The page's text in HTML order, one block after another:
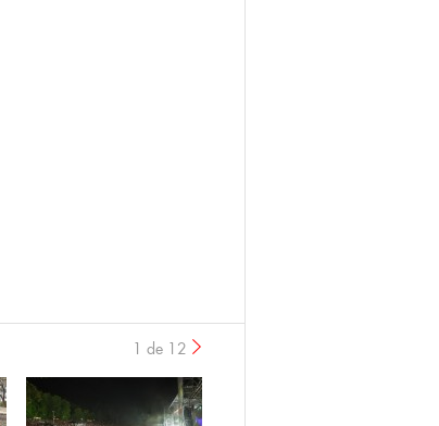
1 de 12